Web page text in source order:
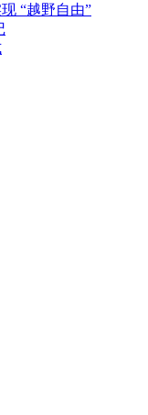
“越野自由”